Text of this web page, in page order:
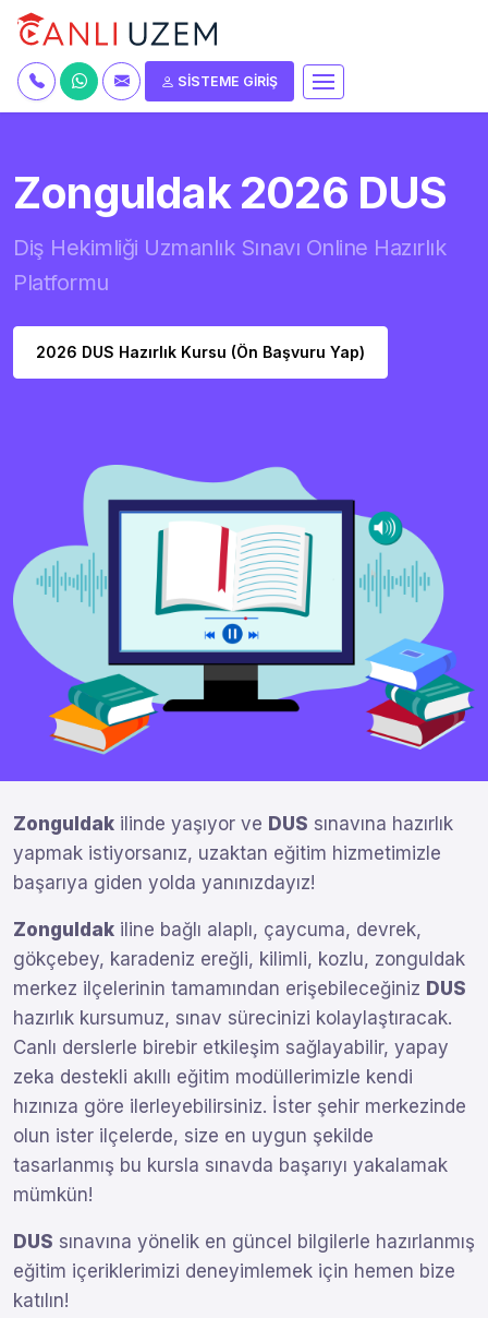
SİSTEME GİRİŞ
Zonguldak 2026 DUS
Diş Hekimliği Uzmanlık Sınavı Online Hazırlık
Platformu
2026 DUS Hazırlık Kursu (Ön Başvuru Yap)
Zonguldak ilinde yaşıyor ve DUS sınavına hazırlık
yapmak istiyorsanız, uzaktan eğitim hizmetimizle
başarıya giden yolda yanınızdayız!
Zonguldak iline bağlı alaplı, çaycuma, devrek,
gökçebey, karadeniz ereğli, kilimli, kozlu, zonguldak
merkez ilçelerinin tamamından erişebileceğiniz DUS
hazırlık kursumuz, sınav sürecinizi kolaylaştıracak.
Canlı derslerle birebir etkileşim sağlayabilir, yapay
zeka destekli akıllı eğitim modüllerimizle kendi
hızınıza göre ilerleyebilirsiniz. İster şehir merkezinde
olun ister ilçelerde, size en uygun şekilde
tasarlanmış bu kursla sınavda başarıyı yakalamak
mümkün!
DUS sınavına yönelik en güncel bilgilerle hazırlanmış
eğitim içeriklerimizi deneyimlemek için hemen bize
katılın!